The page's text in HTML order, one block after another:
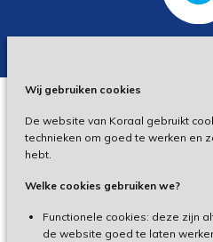
Wij gebruiken cookies
De website van Koraal gebruikt
technieken om goed te werken en
hebt.
Welke cookies gebruiken we?
Functionele cookies: deze zijn
de website goed te laten